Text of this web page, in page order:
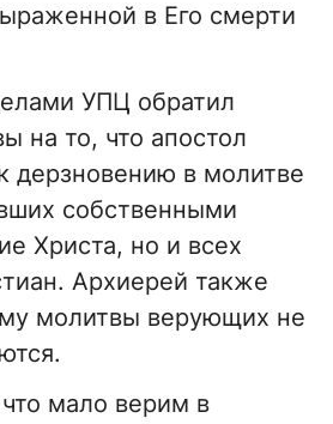
в Его смерти
УПЦ обратил
на то, что апостол
дерзновению в молитве
собственными
Христа, но и всех
Архиерей также
молитвы верующих не
мало верим в